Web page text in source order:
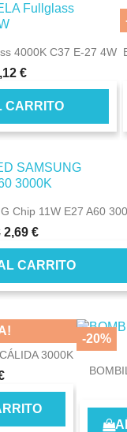
4000K C37 E-27 4W
€
CARRITO
Chip 11W E27 A60
2,69 €
CARRITO
3000K
-20%